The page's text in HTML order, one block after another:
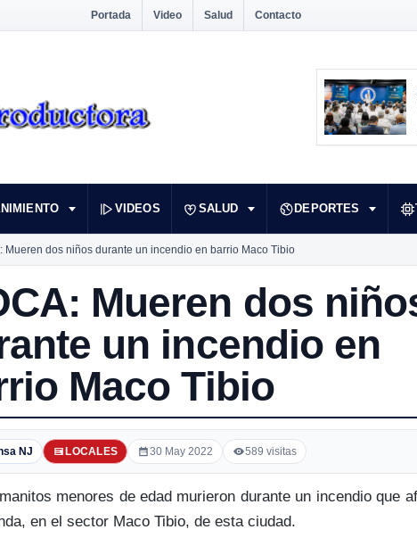
Portada Video Salud Contacto
VIDEOS SALUD DEPORTES
Mueren dos niños durante un incendio en barrio Maco Tibio
Mueren dos
un incendio en
Maco Tibio
NJ LOCALES 30 May 2022 589 visitas
menores de edad murieron durante un incendio que
en el sector Maco Tibio, de esta ciudad.